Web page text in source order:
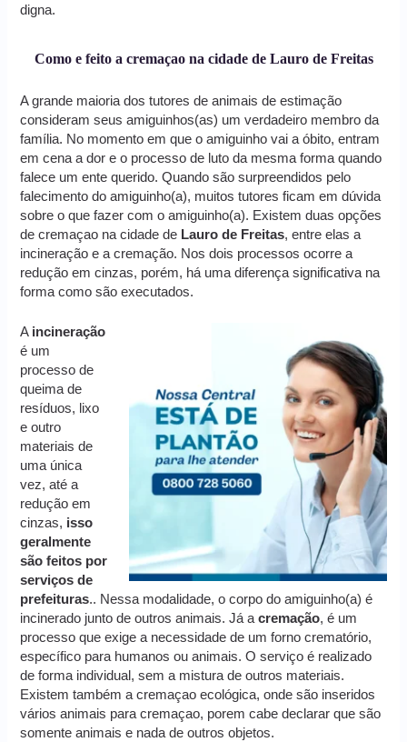
digna.
Como e feito a cremaçao na cidade de Lauro de Freitas
A grande maioria dos tutores de animais de estimação
consideram seus amiguinhos(as) um verdadeiro membro da
família. No momento em que o amiguinho vai a óbito, entram
em cena a dor e o processo de luto da mesma forma quando
falece um ente querido. Quando são surpreendidos pelo
falecimento do amiguinho(a), muitos tutores ficam em dúvida
sobre o que fazer com o amiguinho(a). Existem duas opções
de cremaçao na cidade de Lauro de Freitas, entre elas a
incineração e a cremação. Nos dois processos ocorre a
redução em cinzas, porém, há uma diferença significativa na
forma como são executados.
A incineração
é um
processo de
queima de
resíduos, lixo
e outro
materiais de
uma única
vez, até a
redução em
cinzas, isso
geralmente
são feitos por
serviços de
prefeituras.. Nessa modalidade, o corpo do amiguinho(a) é
incinerado junto de outros animais. Já acremação, é um
processo que exige a necessidade de um forno crematório,
específico para humanos ou animais. O serviço é realizado
de forma individual, sem a mistura de outros materiais.
Existem também a cremaçao ecológica, onde são inseridos
vários animais para cremaçao, porem cabe declarar que são
somente animais e nada de outros objetos.